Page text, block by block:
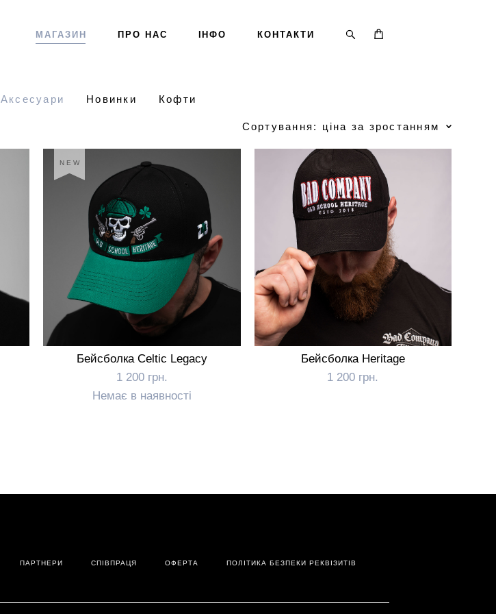
МАГАЗИН ПРО НАС ІНФО КОНТАКТИ
Аксесуари Новинки Кофти
Сортування: ціна за зростанням
NEW
Бейсболка Celtic Legacy
1 200 грн.
Немає в наявності
Бейсболка Heritage
1 200 грн.
ПАРТНЕРИ СПІВПРАЦЯ ОФЕРТА ПОЛІТИКА БЕЗПЕКИ РЕКВІЗИТІВ